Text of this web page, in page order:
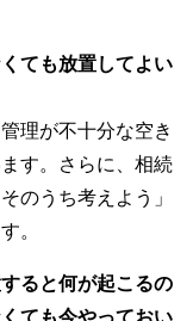
ても放置してよい
理が不十分な空き
す。さらに、相続
のうち考えよう」
。
ると何が起こるの